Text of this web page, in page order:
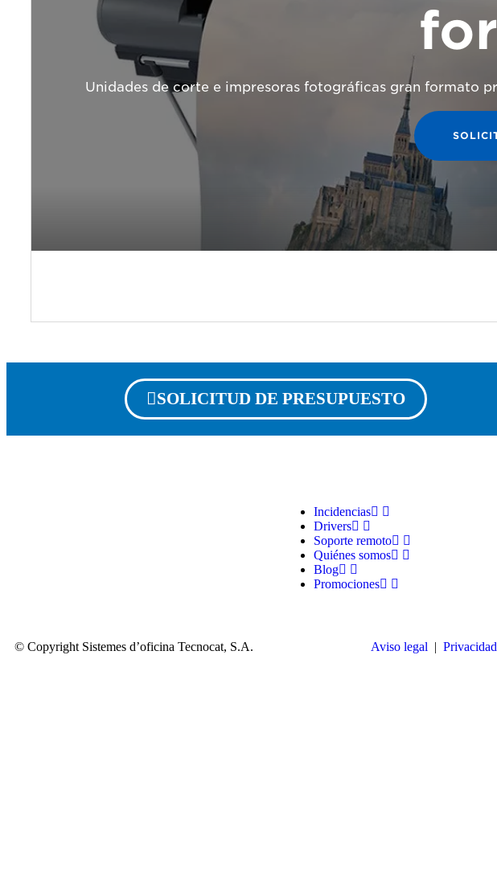
SOLICITUD DE PRESUPUESTO
Incidencias
Drivers
Soporte remoto
Quiénes somos
Blog
Promociones
© Copyright Sistemes d’oficina Tecnocat, S.A. Aviso legal | Privacidad